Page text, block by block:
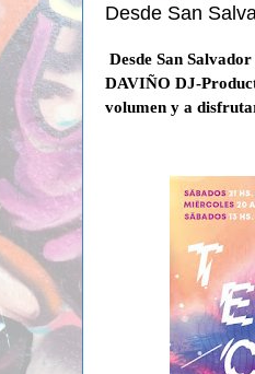
Desde San
Desde San
DAVIÑO DJ-
volumen y a